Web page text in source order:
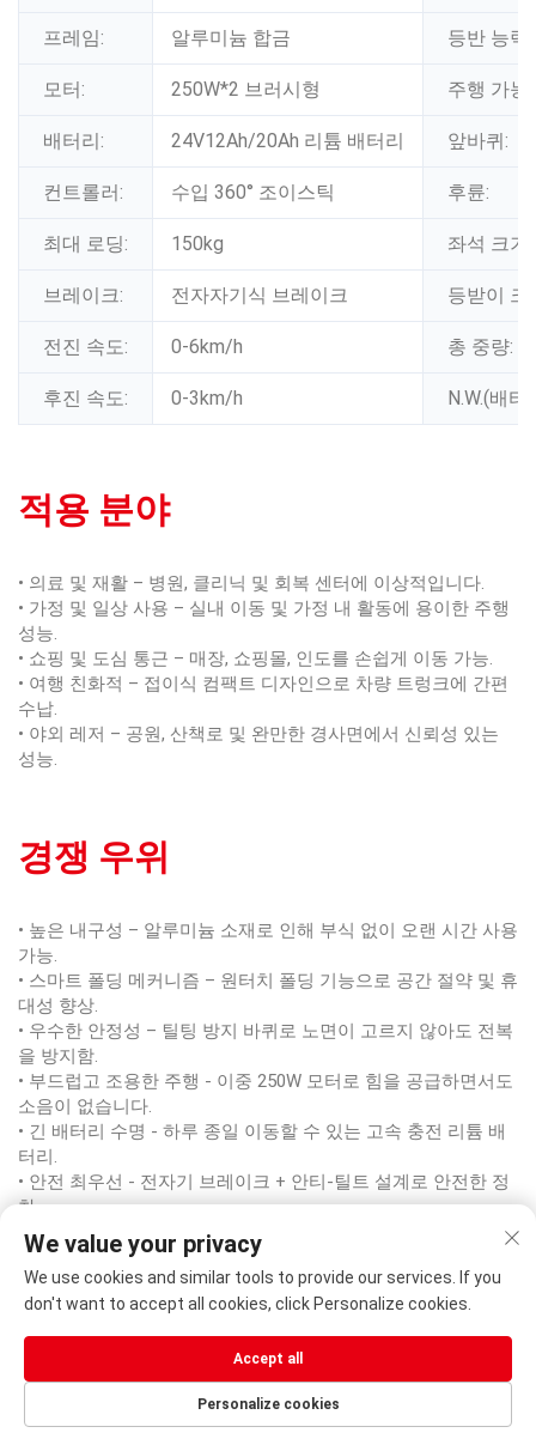
프레임: 알루미늄 합금 등반 능력:
모터: 250W*2 브러시형 주행 가능
배터리: 24V12Ah/20Ah 리튬 배터리 앞바퀴:
컨트롤러: 수입 360° 조이스틱 후륜:
최대 로딩: 150kg 좌석 크기:
브레이크: 전자자기식 브레이크 등받이 크
전진 속도: 0-6km/h 총 중량:
후진 속도: 0-3km/h N.W.(배터
적용 분야
• 의료 및 재활 – 병원, 클리닉 및 회복 센터에 이상적입니다.
• 가정 및 일상 사용 – 실내 이동 및 가정 내 활동에 용이한 주행
성능.
• 쇼핑 및 도심 통근 – 매장, 쇼핑몰, 인도를 손쉽게 이동 가능.
• 여행 친화적 – 접이식 컴팩트 디자인으로 차량 트렁크에 간편
수납.
• 야외 레저 – 공원, 산책로 및 완만한 경사면에서 신뢰성 있는
성능.
경쟁 우위
• 높은 내구성 – 알루미늄 소재로 인해 부식 없이 오랜 시간 사용
가능.
• 스마트 폴딩 메커니즘 – 원터치 폴딩 기능으로 공간 절약 및 휴
대성 향상.
• 우수한 안정성 – 틸팅 방지 바퀴로 노면이 고르지 않아도 전복
을 방지함.
• 부드럽고 조용한 주행 - 이중 250W 모터로 힘을 공급하면서도
소음이 없습니다.
• 긴 배터리 수명 - 하루 종일 이동할 수 있는 고속 충전 리튬 배
터리.
• 안전 최우선 - 전자기 브레이크 + 안티-틸트 설계로 안전한 정
차.
• 손쉬운 커스터마이징 - 다양한 색상 중 개인의 선호에 맞는 색
상을 선택할 수 있습니다.
• CE 인증 - 국제 안전 기준을 준수합니다.
자주 묻는 질문
We value your privacy
We use cookies and similar tools to provide our services. If you
don't want to accept all cookies, click Personalize cookies.
Personalize cookies
Accept all